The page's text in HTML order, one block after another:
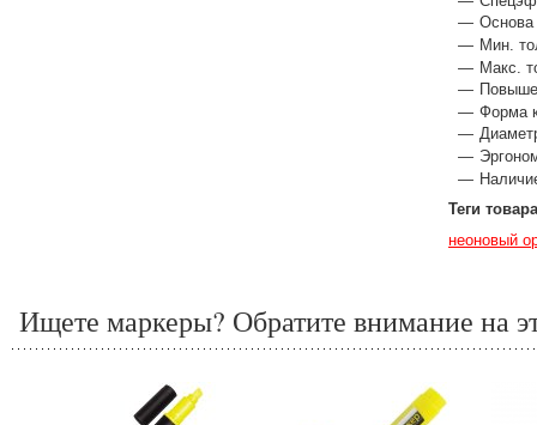
Основа
Мин.
Макс.
Форма
Теги товара
неоновый
Ищете маркеры? Обратите внимание на